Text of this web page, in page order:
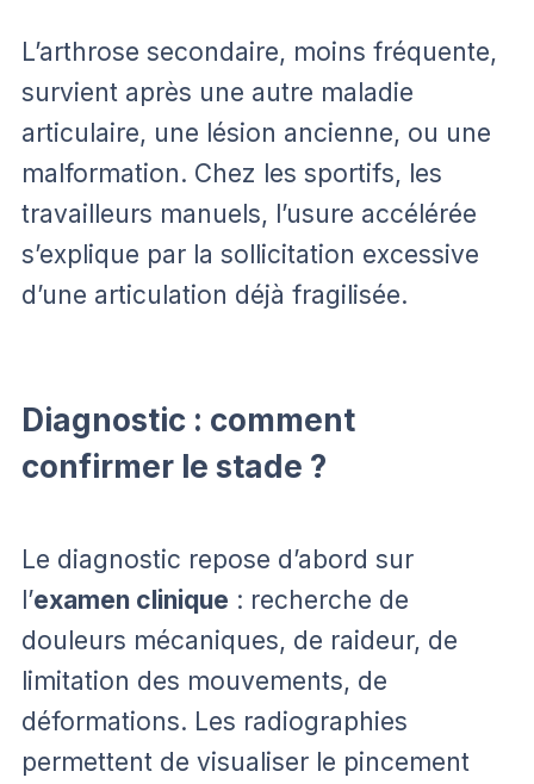
L’arthrose secondaire, moins fréquente,
survient après une autre maladie
articulaire, une lésion ancienne, ou une
malformation. Chez les sportifs, les
travailleurs manuels, l’usure accélérée
s’explique par la sollicitation excessive
d’une articulation déjà fragilisée.
Diagnostic : comment
confirmer le stade ?
Le diagnostic repose d’abord sur
l’examen clinique : recherche de
douleurs mécaniques, de raideur, de
limitation des mouvements, de
déformations. Les radiographies
permettent de visualiser le pincement